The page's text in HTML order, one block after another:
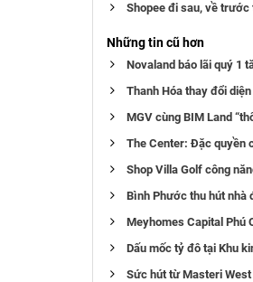
Shopee đi sau, về
Những tin cũ hơn
Novaland báo lãi quý 1
Thanh Hóa thay đổi
MGV cùng BIM Land
The Center: Đặc quyền
Shop Villa Golf công
Bình Phước thu hút nhà
Meyhomes Capital Phú
Dấu mốc tỷ đô tại Khu
Sức hút từ Masteri